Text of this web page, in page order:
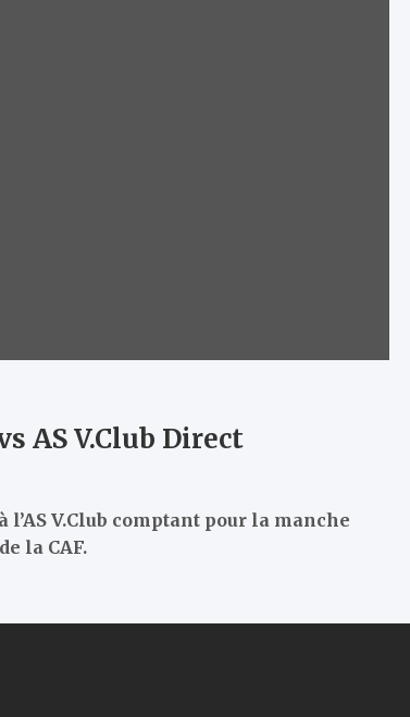
AS V.Club Direct
V.Club comptant pour la manche
la CAF.